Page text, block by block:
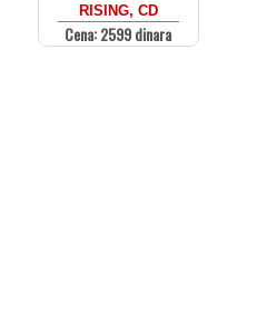
RISING, CD
Cena: 2599 dinara